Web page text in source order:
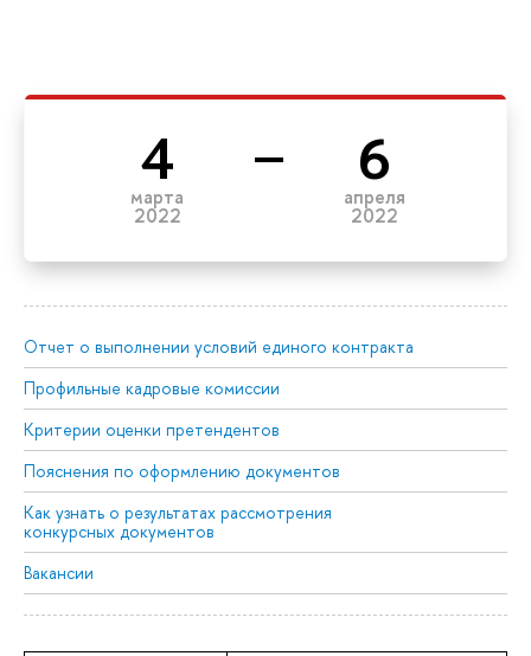
4
марта
2022
6
апреля
2022
Отчет о выполнении условий единого контракта
Профильные кадровые комиссии
Критерии оценки претендентов
Пояснения по оформлению документов
Как узнать о результатах рассмотрения
конкурсных документов
Вакансии